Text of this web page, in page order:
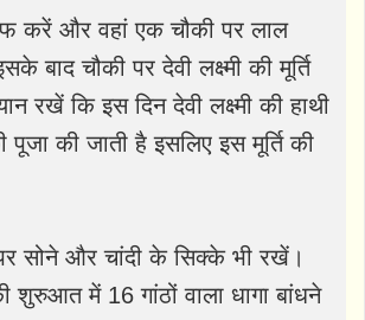
करें और वहां एक चौकी पर लाल
बाद चौकी पर देवी लक्ष्मी की मूर्ति
रखें कि इस दिन देवी लक्ष्मी की हाथी
पूजा की जाती है इसलिए इस मूर्ति की
सोने और चांदी के सिक्के भी रखें।
शुरुआत में 16 गांठों वाला धागा बांधने